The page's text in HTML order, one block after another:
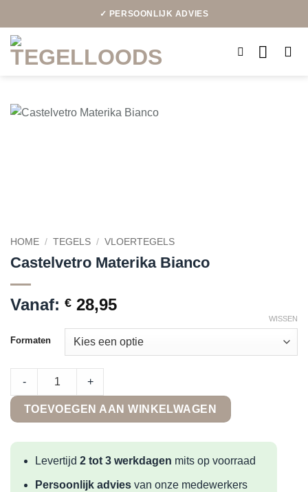
naar
inhoud
✓ PERSOONLIJK ADVIES
HOME / TEGELS / VLOERTEGELS
Castelvetro Materika Bianco
Vanaf: € 28,95
Formaten
WISSEN
Castelvetro Materika Bianco quantity
- +
TOEVOEGEN AAN WINKELWAGEN
Levertijd 2 tot 3 werkdagen mits op voorraad
Persoonlijk adviesvan onze medewerkers